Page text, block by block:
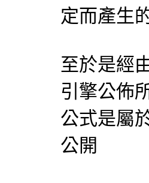
定而產生
至於是經
引擎公佈
公式是屬
公開